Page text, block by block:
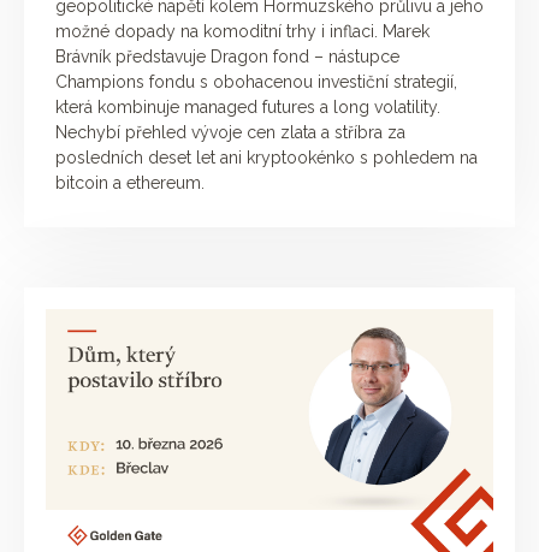
geopolitické napětí kolem Hormuzského průlivu a jeho
možné dopady na komoditní trhy i inflaci. Marek
Brávník představuje Dragon fond – nástupce
Champions fondu s obohacenou investiční strategií,
která kombinuje managed futures a long volatility.
Nechybí přehled vývoje cen zlata a stříbra za
posledních deset let ani kryptookénko s pohledem na
bitcoin a ethereum.